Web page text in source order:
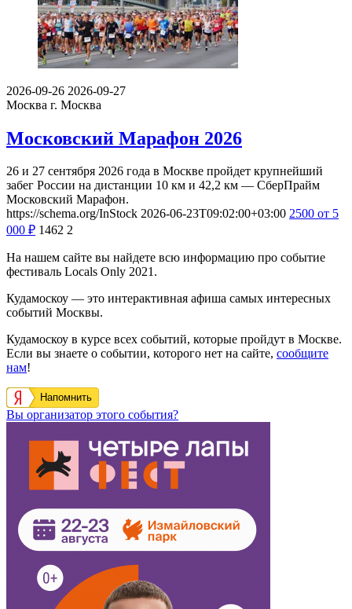
2026-09-26 2026-09-27
Москва г. Москва
Московский Марафон 2026
26 и 27 сентября 2026 года в Москве пройдет крупнейший
забег России на дистанции 10 км и 42,2 км — СберПрайм
Московский Марафон.
https://schema.org/InStock 2026-06-23T09:02:00+03:00 2500 от 5
000 ₽ 1462 2
На нашем сайте вы найдете всю информацию про событие
фестиваль Locals Only 2021.
Кудамоскоу — это интерактивная афиша самых интересных
событий Москвы.
Кудамоскоу в курсе всех событий, которые пройдут в Москве.
Если вы знаете о событии, которого нет на сайте, сообщите
нам!
Напомнить
Вы организатор этого события?